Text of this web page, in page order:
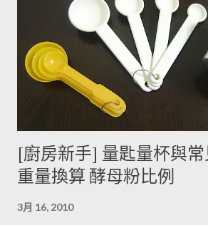
能引起生物鹼含量倍增，甚至到正常量(每
毫克生物鹼)的三倍。 (書中提到的壓力環
很了解壓力環境的定義，歡迎有種植經驗
薯應該如何正確儲藏？ 1. 放在陰暗角落避
生物鹼。 2. 別放進冰箱冷藏，低溫冷藏儲
烹煮變黑的情形較常溫儲存的馬鈴薯嚴重
木不子誤解《食物與廚藝 蔬果、香料、
意義，請大家掠過這段說法。自己的經驗
較容易發黑，但是目前還找不到相關的原因
淨蒸熟，接著再依據料理需求切塊或壓泥分
[廚房新手] 量匙量杯與
重量換算 酵母粉比例
3月 16, 2010